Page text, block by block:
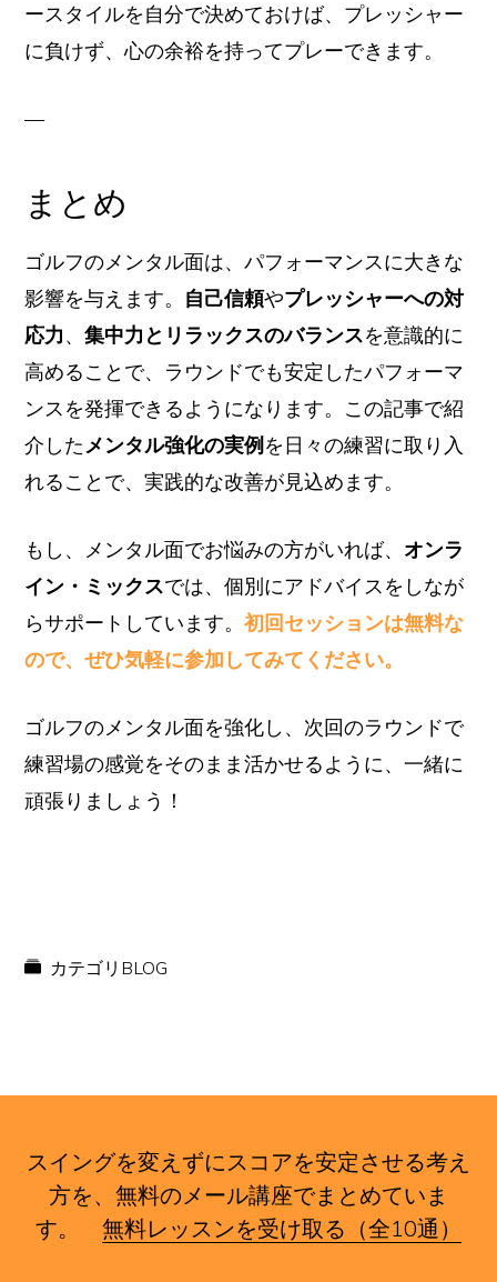
ースタイルを自分で決めておけば、プレッシャー
に負けず、心の余裕を持ってプレーできます。
—
まとめ
ゴルフのメンタル面は、パフォーマンスに大きな
影響を与えます。 自己信頼やプレッシャーへの対
応力、集中力とリラックスのバランスを意識的に
高めることで、ラウンドでも安定したパフォーマ
ンスを発揮できるようになります。この記事で紹
介したメンタル強化の実例を日々の練習に取り入
れることで、実践的な改善が見込めます。
もし、メンタル面でお悩みの方がいれば、 オンラ
イン・ミックスでは、個別にアドバイスをしなが
らサポートしています。初回セッションは無料な
ので、ぜひ気軽に参加してみてください。
ゴルフのメンタル面を強化し、次回のラウンドで
練習場の感覚をそのまま活かせるように、一緒に
頑張りましょう！
カテゴリ BLOG
スイングを変えずにスコアを安定させる考え
方を、無料のメール講座でまとめていま
す。 無料レッスンを受け取る（全10通）